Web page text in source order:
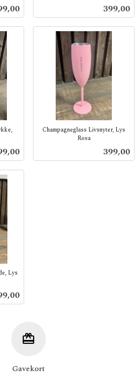
Pris
399,00
Champagneglass Livsnyter, Lys
Rosa
Pris
399,00
Lys
Gavekort